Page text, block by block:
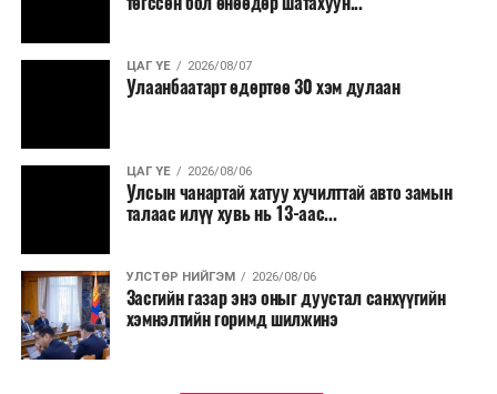
салбар бүрдээ урсгал зардлыг 20 хувиар бууруулах,
нөхөн томилгоо хийхгүй байх, аялал, амралт, зугаалга,
хамт олны урлаг, спортын арга хэмжээг зохион
байгуулахгүй байх, төрийн албанд шинэ орон тоо бий
сургалтыг цахим хэлбэрт шилжүүлэх, төрийн албан
хаагчдыг зарим өдрүүдэд цахимаар ажиллуулах арга
хэмжээг үргэлжлүүлэхийг үүрэг болголоо.
Төсвийн сахилга бат сайжирч, эдийн засгийн нөхцөл
байдал хэвийн болсон тохиолдолд эдгээр
хязгаарлалтыг үе шаттайгаар сулруулах юм.
ЦАГ ҮЕ 2026/08/07
Улаанбаатарт өдөртөө 30 хэм дулаан
ЦАГ ҮЕ 2026/08/06
Улсын чанартай хатуу хучилттай авто замын
талаас илүү хувь нь 13-аас...
УЛСТӨР НИЙГЭМ 2026/08/06
Засгийн газар энэ оныг дуустал санхүүгийн
хэмнэлтийн горимд шилжинэ